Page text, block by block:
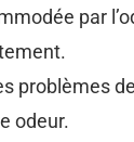
par
problèmes
odeur.